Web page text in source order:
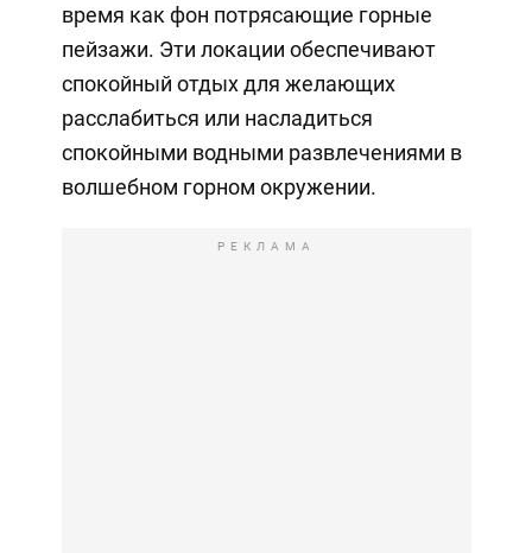
время как фон потрясающие горные
пейзажи. Эти локации обеспечивают
спокойный отдых для желающих
расслабиться или насладиться
спокойными водными развлечениями в
волшебном горном окружении.
РЕКЛАМА